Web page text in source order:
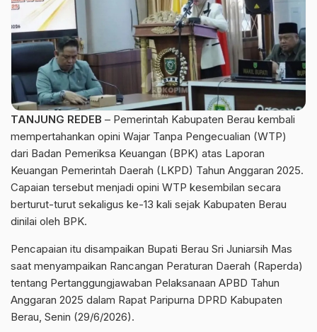
TANJUNG REDEB – Pemerintah Kabupaten Berau kembali
mempertahankan opini Wajar Tanpa Pengecualian (WTP)
dari Badan Pemeriksa Keuangan (BPK) atas Laporan
Keuangan Pemerintah Daerah (LKPD) Tahun Anggaran 2025.
Capaian tersebut menjadi opini WTP kesembilan secara
berturut-turut sekaligus ke-13 kali sejak Kabupaten Berau
dinilai oleh BPK.
Pencapaian itu disampaikan Bupati Berau Sri Juniarsih Mas
saat menyampaikan Rancangan Peraturan Daerah (Raperda)
tentang Pertanggungjawaban Pelaksanaan APBD Tahun
Anggaran 2025 dalam Rapat Paripurna DPRD Kabupaten
Berau, Senin (29/6/2026).